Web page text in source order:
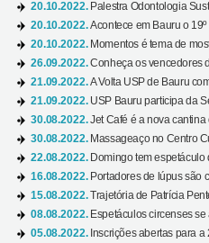
20.10.2022. Palestra Odontologia
20.10.2022.Acontece em Bauru o 19º
20.10.2022. Momentos é tema de
26.09.2022.Conheça os vencedores
21.09.2022.A Volta USP de Bauru
21.09.2022. USP Bauru participa da
30.08.2022.Jet Café é a nova
30.08.2022. Massageaço no Centro
22.08.2022. Domingo tem espetáculo
16.08.2022. Portadores de lúpus são
15.08.2022.Trajetória de Patrícia
08.08.2022. Espetáculos circenses
05.08.2022. Inscrições abertas para a